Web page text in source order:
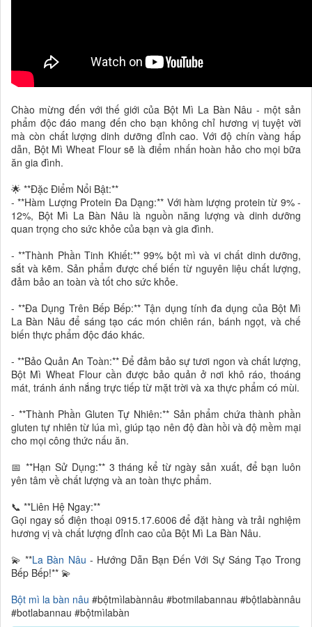
Chào mừng đến với thế giới của Bột Mì La Bàn Nâu - một sản
phẩm độc đáo mang đến cho bạn không chỉ hương vị tuyệt vời
mà còn chất lượng dinh dưỡng đỉnh cao. Với độ chín vàng hấp
dẫn, Bột Mì Wheat Flour sẽ là điểm nhấn hoàn hảo cho mọi bữa
ăn gia đình.
🌟 **Đặc Điểm Nổi Bật:**
- **Hàm Lượng Protein Đa Dạng:** Với hàm lượng protein từ 9% -
12%, Bột Mì La Bàn Nâu là nguồn năng lượng và dinh dưỡng
quan trọng cho sức khỏe của bạn và gia đình.
- **Thành Phần Tinh Khiết:** 99% bột mì và vi chất dinh dưỡng,
sắt và kẽm. Sản phẩm được chế biến từ nguyên liệu chất lượng,
đảm bảo an toàn và tốt cho sức khỏe.
- **Đa Dụng Trên Bếp Bếp:** Tận dụng tính đa dụng của Bột Mì
La Bàn Nâu để sáng tạo các món chiên rán, bánh ngọt, và chế
biến thực phẩm độc đáo khác.
- **Bảo Quản An Toàn:** Để đảm bảo sự tươi ngon và chất lượng,
Bột Mì Wheat Flour cần được bảo quản ở nơi khô ráo, thoáng
mát, tránh ánh nắng trực tiếp từ mặt trời và xa thực phẩm có mùi.
- **Thành Phần Gluten Tự Nhiên:** Sản phẩm chứa thành phần
gluten tự nhiên từ lúa mì, giúp tạo nên độ đàn hồi và độ mềm mại
cho mọi công thức nấu ăn.
📅 **Hạn Sử Dụng:** 3 tháng kể từ ngày sản xuất, để bạn luôn
yên tâm về chất lượng và an toàn thực phẩm.
📞 **Liên Hệ Ngay:**
Gọi ngay số điện thoại 0915.17.6006 để đặt hàng và trải nghiệm
hương vị và chất lượng đỉnh cao của Bột Mì La Bàn Nâu.
💫 **La Bàn Nâu - Hướng Dẫn Bạn Đến Với Sự Sáng Tạo Trong
Bếp Bếp!** 💫
Bột mì la bàn nâu #bộtmìlabànnâu #botmilabannau #bộtlabànnâu
#botlabannau #bộtmìlabàn